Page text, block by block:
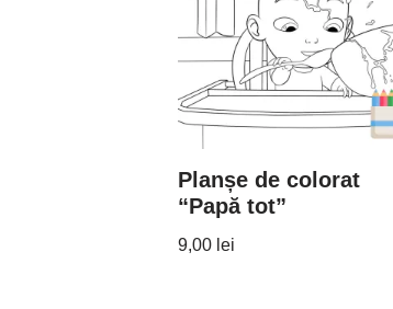
Planșe de colorat
“Papă tot”
9,00 lei